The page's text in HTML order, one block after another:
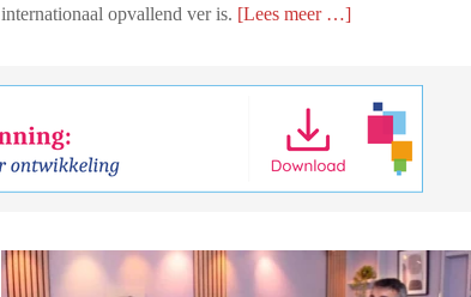
internationaal opvallend ver is. [Lees meer …]